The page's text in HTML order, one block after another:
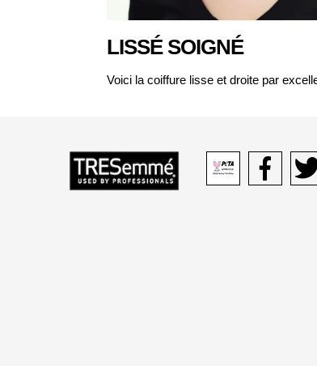
LISSÉ SOIGNÉ
Voici la coiffure lisse et droite par